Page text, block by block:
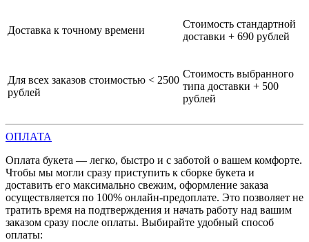
Доставка к точному времени
Стоимость стандартной
доставки + 690 рублей
Для всех заказов стоимостью < 2500
рублей
Стоимость выбранного
типа доставки + 500
рублей
ОПЛАТА
Оплата букета — легко, быстро и с заботой о вашем комфорте.
Чтобы мы могли сразу приступить к сборке букета и
доставить его максимально свежим, оформление заказа
осуществляется по 100% онлайн-предоплате. Это позволяет не
тратить время на подтверждения и начать работу над вашим
заказом сразу после оплаты. Выбирайте удобный способ
оплаты: